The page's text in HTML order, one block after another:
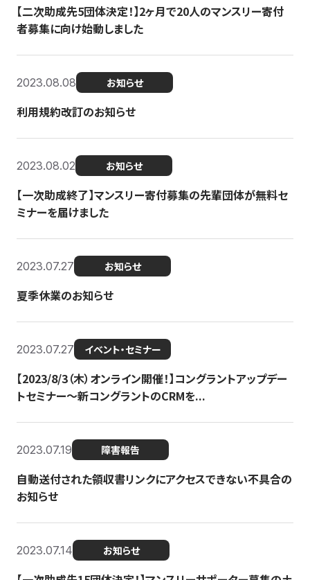
【二次助成先5団体決定！】2ヶ月で20人のマンスリー寄付
者募集に向け始動しました
2023.08.08 お知らせ
利用規約改訂のお知らせ
2023.08.02 お知らせ
【一次助成終了】マンスリー寄付募集の先輩団体が無料セ
ミナーを届けました
2023.07.27 お知らせ
夏季休業のお知らせ
2023.07.27 イベント・セミナー
【2023/8/3（木）オンライン開催！】コングラントアップデー
トセミナー〜新コングラントのCRMを...
2023.07.19 障害報告
自動送付された領収書リンクにアクセスできない不具合の
お知らせ
2023.07.14 お知らせ